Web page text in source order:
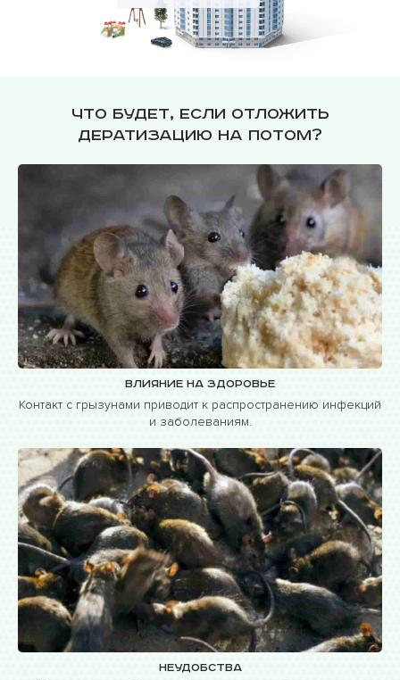
Что будет, если отложить
дератизацию на потом?
Влияние на здоровье
Контакт с грызунами приводит к распространению инфекций
и заболеваниям.
Неудобства